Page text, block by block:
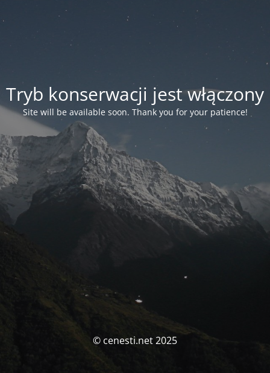
Tryb konserwacji jest włączony
Site will be available soon. Thank you for your patience!
© cenesti.net 2025